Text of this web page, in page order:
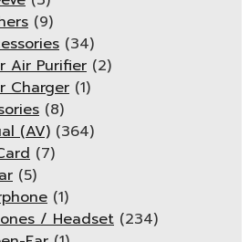
(9)
(34)
Air Purifier (2)
Charger (1)
(8)
(AV) (364)
(7)
(5)
(1)
/ Headset (234)